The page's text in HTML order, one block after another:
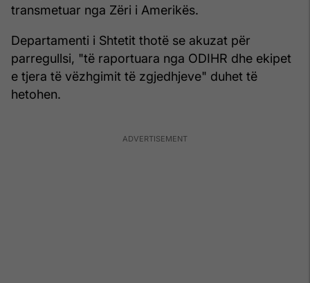
transmetuar nga Zëri i Amerikës.
Departamenti i Shtetit thotë se akuzat për
parregullsi, "të raportuara nga ODIHR dhe ekipet
e tjera të vëzhgimit të zgjedhjeve" duhet të
hetohen.